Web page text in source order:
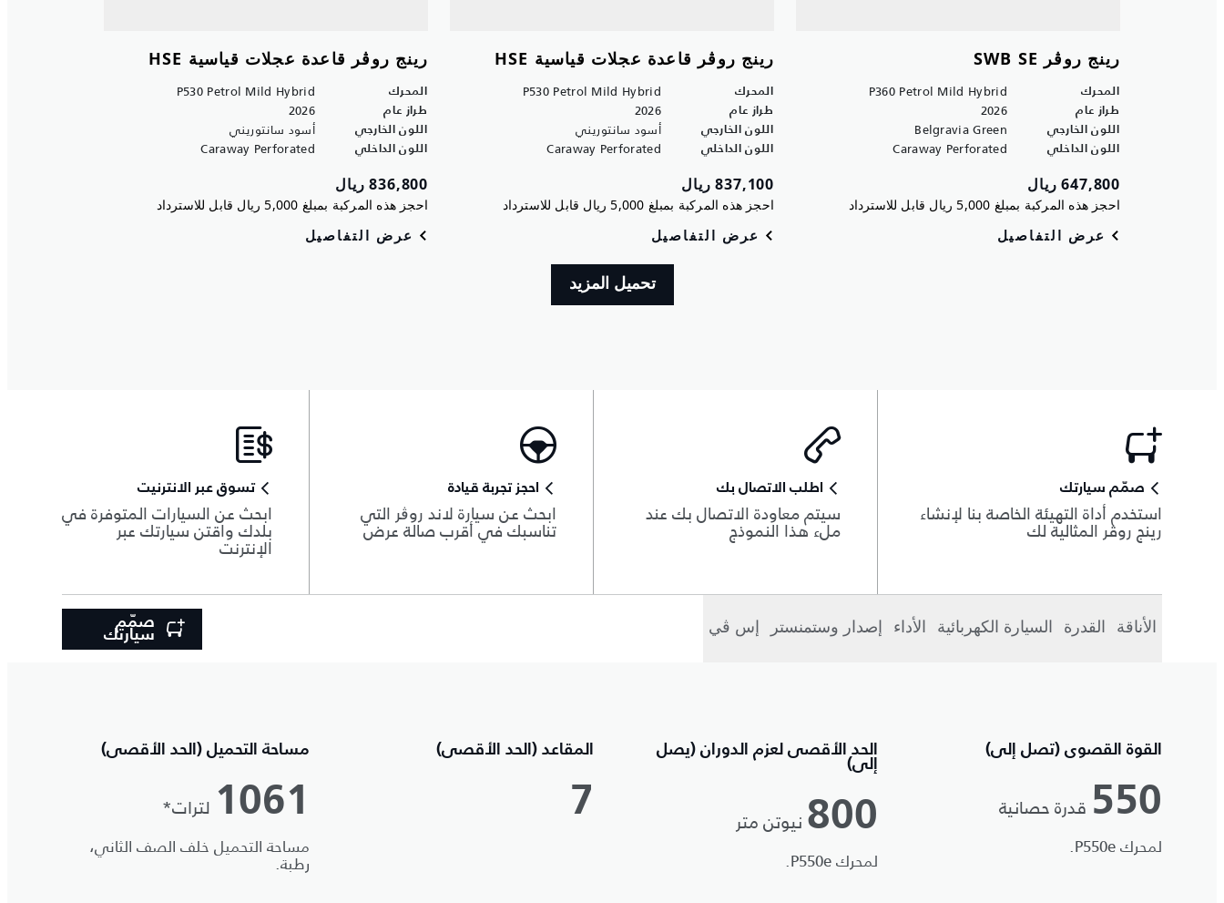
صمّم سيارتك
استخدم أداة التهيئة الخاصة بنا لإنشاء
رينج روڤر المثالية لك
اطلب الاتصال بك
سيتم معاودة الاتصال بك عند
ملء هذا النموذج
احجز تجربة قيادة
ابحث عن سيارة لاند روڨر التي
تناسبك في أقرب صالة عرض
تسوق عبر الانترنيت
ابحث عن السيارات المتوفرة في
بلدك واقتن سيارتك عبر
الإنترنت
الأناقة القدرة السيارة الكهربائية الأداء إصدار وستمنستر إس ڤي صمّم
سيارتك
القوة القصوى (تصل إلى)
550 قدرة حصانية
لمحرك P550e.
الحد الأقصى لعزم الدوران (يصل
إلى)
800 نيوتن متر
لمحرك P550e.
المقاعد (الحد الأقصى)
7
مساحة التحميل (الحد الأقصى)
1061 لترات*
مساحة التحميل خلف الصف الثاني،
رطبة.